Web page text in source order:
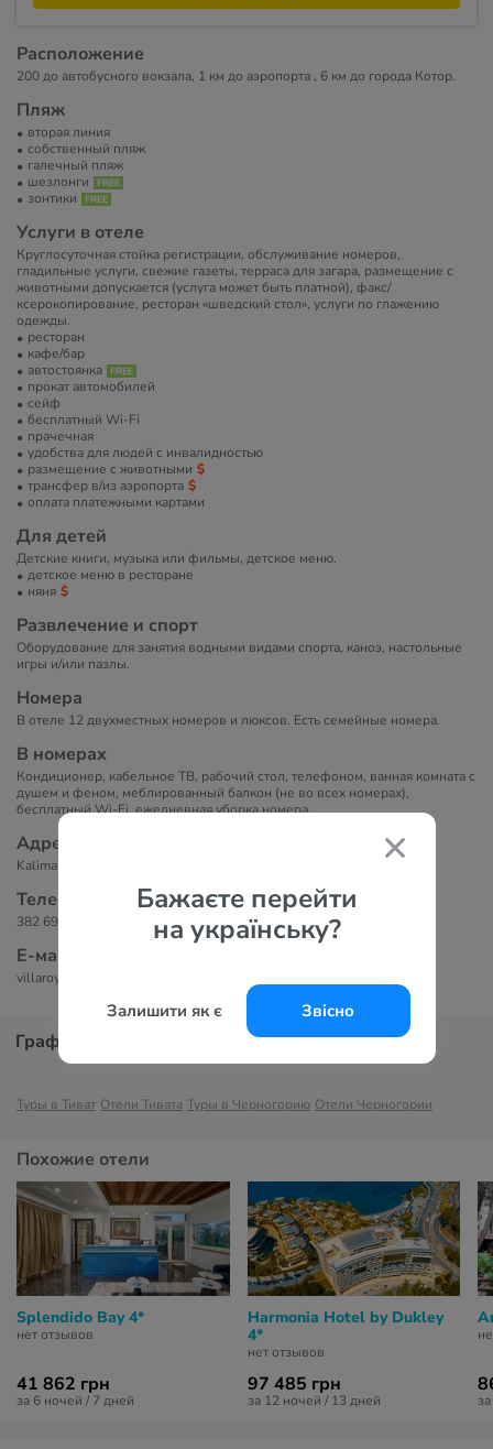
Бажаєте перейти
на українську?
Залишити як є Звісно
Расположение
200 до автобусного вокзала, 1 км до аэропорта , 6 км до города Котор.
Пляж
вторая линия
собственный пляж
галечный пляж
шезлонги
зонтики
Услуги в отеле
Круглосуточная стойка регистрации, обслуживание номеров,
гладильные услуги, свежие газеты, терраса для загара, размещение с
животными допускается (услуга может быть платной), факс/
ксерокопирование, ресторан «шведский стол», услуги по глажению
одежды.
ресторан
кафе/бар
автостоянка
прокат автомобилей
сейф
бесплатный Wi-Fi
прачечная
удобства для людей с инвалидностью
размещение с животными
трансфер в/из аэропорта
оплата платежными картами
Для детей
Детские книги, музыка или фильмы, детское меню.
детское меню в ресторане
няня
Развлечение и спорт
Оборудование для занятия водными видами спорта, каноэ, настольные
игры и/или пазлы.
Номера
В отеле 12 двухместных номеров и люксов. Есть семейные номера.
В номерах
Кондиционер, кабельное ТВ, рабочий стол, телефоном, ванная комната с
душем и феном, меблированный балкон (не во всех номерах),
бесплатный Wi-Fi, ежедневная уборка номера.
Адрес
Kalimanjska 18, Тиват, Округ Тиват, Черногория
Телефоны
382 69 358 309
Е-маil
villaroyal@t-com.me
График цен
Туры в Тиват Отели Тивата Туры в Черногорию Отели Черногории
Похожие отели
Splendido Bay 4*
нет отзывов
41 862 грн
за 6 ночей / 7 дней
Harmonia Hotel by Dukley
4*
нет отзывов
97 485 грн
за 12 ночей / 13 дней